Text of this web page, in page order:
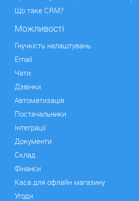
Що таке CRM?
Можливості
Гнучкість налаштувань
Email
Чати
Дзвінки
Автоматизація
Постачальники
Інтеграції
Документи
Склад
Фінанси
Каса для офлайн магазину
Угоди